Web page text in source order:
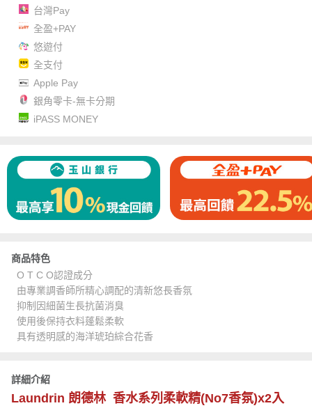
台灣Pay
全盈+PAY
悠遊付
全支付
Apple Pay
銀角零卡-無卡分期
iPASS MONEY
商品特色
O T C O認證成分
由專業調香師所精心調配的清新悠長香氛
抑制因細菌生長抗菌消臭
使用後保持衣料蓬鬆柔軟
具有透明感的海洋琥珀綜合花香
詳細介紹
Laundrin 朗德林 香水系列柔軟精(No7香氛)x2入